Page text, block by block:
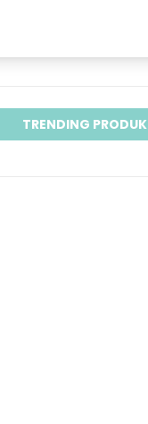
TRENDING PRODUK